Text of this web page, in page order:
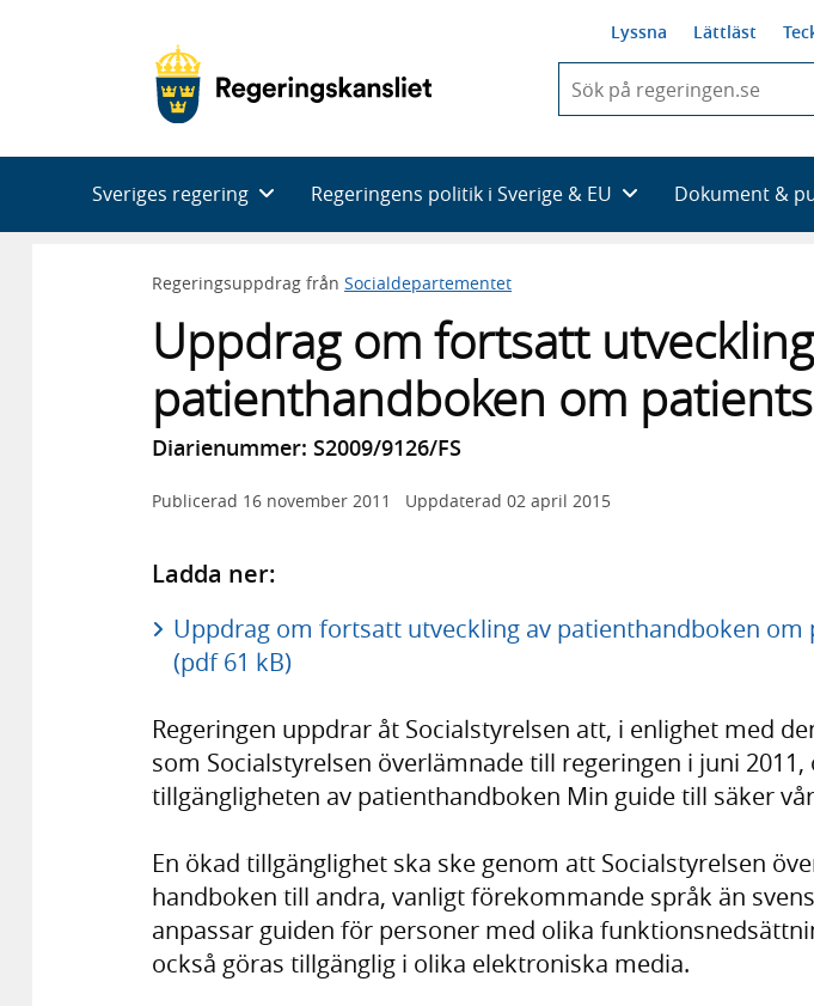
Lyssna Lättläst
du
skriva
framträder
en
Sveriges regering Regeringens politik i Sverige & EU Dokument &
Regeringsuppdrag från Socialdepartementet
Uppdrag om fortsatt
patienthandboken om
Diarienummer: S2009/9126/FS
Publicerad 16 november 2011 Uppdaterad 02 april 2015
Ladda ner:
Uppdrag om fortsatt utveckling av patienthandboken om
(pdf 61 kB)
Regeringen uppdrar åt Socialstyrelsen att, i enlighet med
som Socialstyrelsen överlämnade till regeringen i juni 2011,
tillgängligheten av patienthandboken Min guide till säker
En ökad tillgänglighet ska ske genom att Socialstyrelsen
handboken till andra, vanligt förekommande språk än
anpassar guiden för personer med olika
också göras tillgänglig i olika elektroniska media.